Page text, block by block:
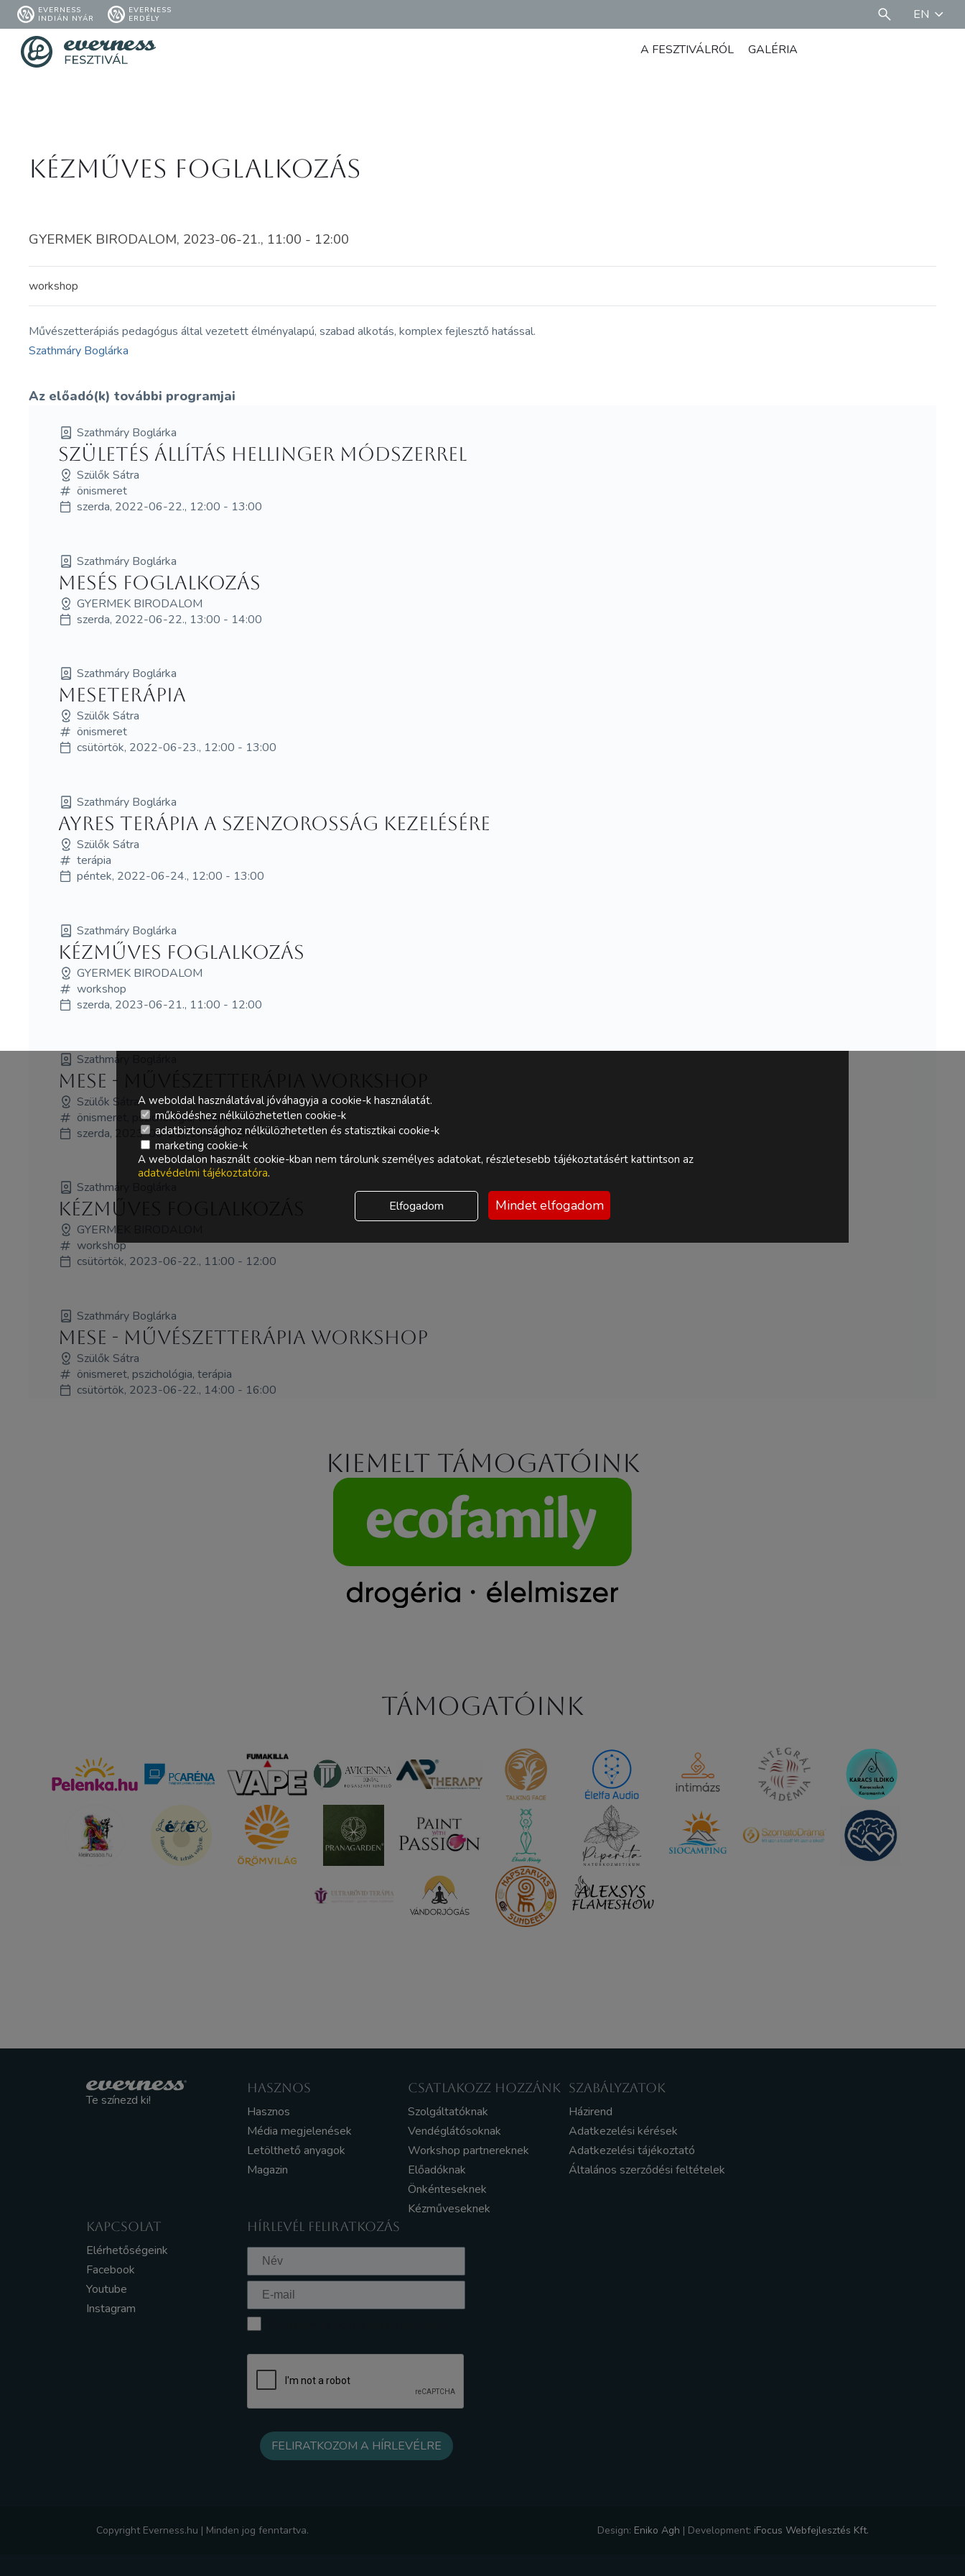
EVERNESS
INDIÁN NYÁR
EVERNESS
ERDÉLY
EN
A FESZTIVÁLRÓL GALÉRIA
Kézműves foglalkozás
GYERMEK BIRODALOM, 2023-06-21., 11:00 - 12:00
workshop
Művészetterápiás pedagógus által vezetett élményalapú, szabad alkotás, komplex fejlesztő hatással.
Szathmáry Boglárka
Az előadó(k) további programjai
Szathmáry Boglárka
Születés állítás Hellinger módszerrel
Szülők Sátra
önismeret
szerda, 2022-06-22., 12:00 - 13:00
Szathmáry Boglárka
Mesés foglalkozás
GYERMEK BIRODALOM
szerda, 2022-06-22., 13:00 - 14:00
Szathmáry Boglárka
Meseterápia
Szülők Sátra
önismeret
csütörtök, 2022-06-23., 12:00 - 13:00
Szathmáry Boglárka
Ayres terápia a szenzorosság kezelésére
Szülők Sátra
terápia
péntek, 2022-06-24., 12:00 - 13:00
Szathmáry Boglárka
Kézműves foglalkozás
GYERMEK BIRODALOM
workshop
szerda, 2023-06-21., 11:00 - 12:00
Szathmáry Boglárka
Mese - művészetterápia workshop
Szülők Sátra
önismeret, pszichológia, terápia
szerda, 2023-06-21., 16:00 - 18:00
Szathmáry Boglárka
Kézműves foglalkozás
GYERMEK BIRODALOM
workshop
csütörtök, 2023-06-22., 11:00 - 12:00
Szathmáry Boglárka
Mese - művészetterápia workshop
Szülők Sátra
önismeret, pszichológia, terápia
csütörtök, 2023-06-22., 14:00 - 16:00
Kiemelt támogatóink
Támogatóink
Te színezd ki!
HASZNOS
Hasznos
Média megjelenések
Letölthető anyagok
Magazin
CSATLAKOZZ HOZZÁNK
Szolgáltatóknak
Vendéglátósoknak
Workshop partnereknek
Előadóknak
Önkénteseknek
Kézműveseknek
SZABÁLYZATOK
Házirend
Adatkezelési kérések
Adatkezelési tájékoztató
Általános szerződési feltételek
KAPCSOLAT
Elérhetőségeink
Facebook
Youtube
Instagram
HÍRLEVÉL FELIRATKOZÁS
Copyright Everness.hu | Minden jog fenntartva. Design: Eniko Agh | Development: iFocus Webfejlesztés Kft.
A weboldal használatával jóváhagyja a cookie-k használatát.
működéshez nélkülözhetetlen cookie-k
adatbiztonsághoz nélkülözhetetlen és statisztikai cookie-k
marketing cookie-k
A weboldalon használt cookie-kban nem tárolunk személyes adatokat, részletesebb tájékoztatásért kattintson az
adatvédelmi tájékoztatóra.
Elfogadom Mindet elfogadom